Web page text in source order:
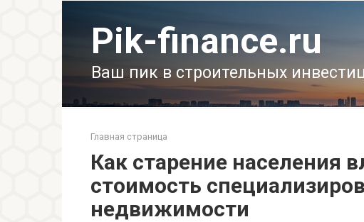
Pik-finance.ru
Ваш пик в строительных
Главная страница
Как старение населения
стоимость
недвижимости